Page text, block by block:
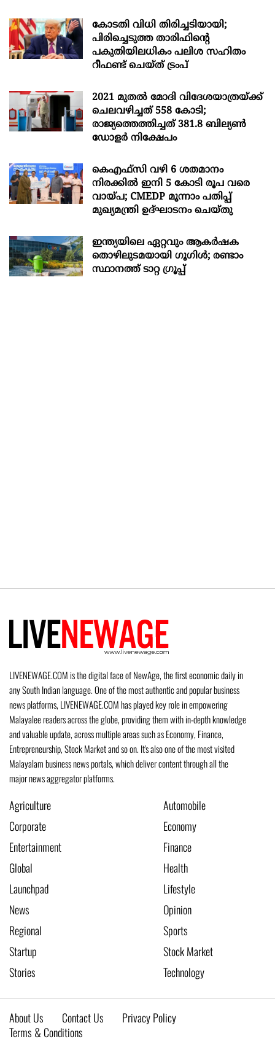
കോടതി വിധി തിരിച്ചടിയായി;
പിരിച്ചെടുത്ത താരിഫിന്‍റെ
പകുതിയിലധികം പലിശ സഹിതം
റീഫണ്ട് ചെയ്ത് ട്രംപ്
2021 മുതൽ മോദി വിദേശയാത്രയ്ക്ക്
ചെലവഴിച്ചത് 558 കോടി;
രാജ്യത്തെത്തിച്ചത് 381.8 ബില്യൺ
ഡോളർ നിക്ഷേപം
കെഎഫ്സി വഴി 6 ശതമാനം
നിരക്കിൽ ഇനി 5 കോടി രൂപ വരെ
വായ്പ; CMEDP മൂന്നാം പതിപ്പ്
മുഖ്യമന്ത്രി ഉദ്ഘാടനം ചെയ്തു
ഇന്ത്യയിലെ ഏറ്റവും ആകര്‍ഷക
തൊഴിലുടമയായി ഗൂഗിള്‍; രണ്ടാം
സ്ഥാനത്ത് ടാറ്റ ഗ്രൂപ്പ്
LIVENEWAGE.COM is the digital face of NewAge, the first economic daily in
any South Indian language. One of the most authentic and popular business
news platforms, LIVENEWAGE.COM has played key role in empowering
Malayalee readers across the globe, providing them with in-depth knowledge
and valuable update, across multiple areas such as Economy, Finance,
Entrepreneurship, Stock Market and so on. It's also one of the most visited
Malayalam business news portals, which deliver content through all the
major news aggregator platforms.
Agriculture
Automobile
Corporate
Economy
Entertainment
Finance
Global
Health
Launchpad
Lifestyle
News
Opinion
Regional
Sports
Startup
Stock Market
Stories
Technology
About Us Contact Us
Privacy Policy
Terms & Conditions